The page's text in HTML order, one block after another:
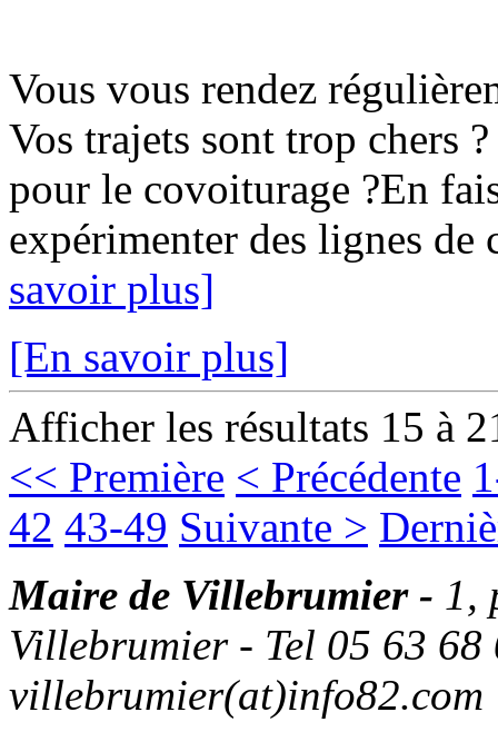
Vous vous rendez
Vos trajets sont trop chers
pour le covoiturage ?En
expérimenter des lignes
savoir plus]
[En savoir plus]
Afficher les résultats 15 à
<< Première < Précédente
42 43-49 Suivante >
Maire de Villebrumier - 1,
Villebrumier - Tel 05 63
villebrumier(at)info82.com